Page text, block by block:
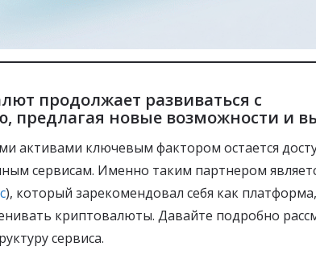
продолжает развиваться с
предлагая новые возможности и
активами ключевым фактором остается
сервисам. Именно таким партнером
), который зарекомендовал себя как
криптовалюты. Давайте подробно
сервиса.